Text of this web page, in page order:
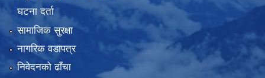
घटना दर्ता
सामाजिक सुरक्षा
नागरिक वडापत्र
निवेदनको ढाँचा